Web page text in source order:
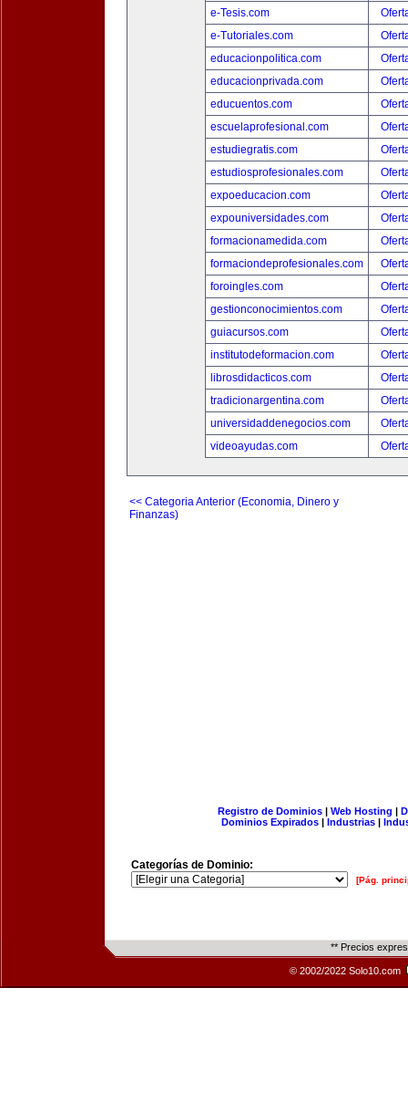
e-Tesis.com
e-Tutoriales.com
educacionpolitica.com
educacionprivada.com
educuentos.com
escuelaprofesional.com
estudiegratis.com
estudiosprofesionales.com
expoeducacion.com
expouniversidades.com
formacionamedida.com
formaciondeprofesionales.com
foroingles.com
gestionconocimientos.com
guiacursos.com
institutodeformacion.com
librosdidacticos.com
tradicionargentina.com
universidaddenegocios.com
videoayudas.com
<< Categoria Anterior (Economia, Dinero y
Finanzas)
Registro de Dominios| Web Hosting |
Dominios Expirados | Industrias |
Categorías de Dominio:
[Pág.
** Precios
© 2002/2022 Solo10.com